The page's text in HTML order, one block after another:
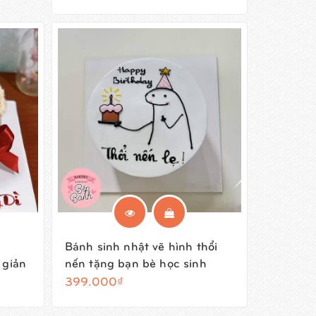
Bánh sinh nhật vẽ hình thổi
nến tặng bạn bè học sinh
399.000₫